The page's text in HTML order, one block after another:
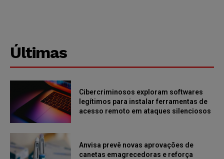
Últimas
Cibercriminosos exploram softwares
legítimos para instalar ferramentas de
acesso remoto em ataques silenciosos
Anvisa prevê novas aprovações de
canetas emagrecedoras e reforça